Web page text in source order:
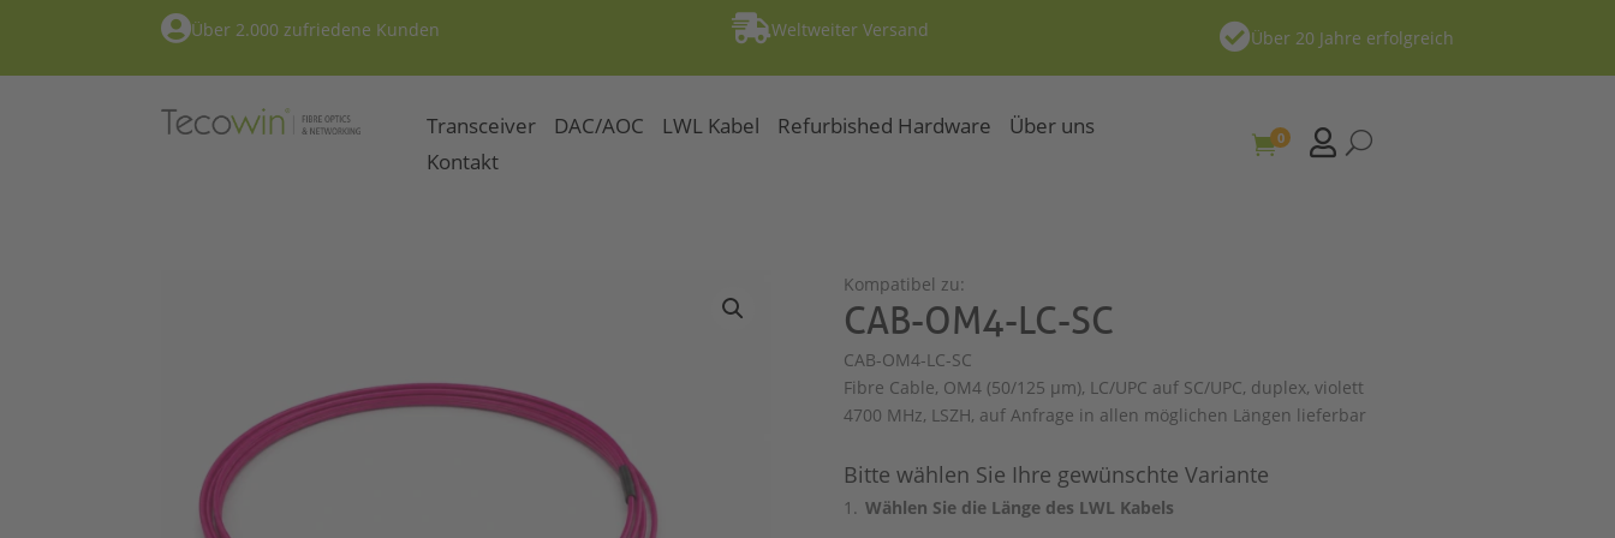
Über 2.000 zufriedene Kunden Weltweiter Versand Über 20 Jahre erfolgreich
Transceiver DAC/AOC LWL Kabel Refurbished Hardware
Über uns
Kontakt
0  U
Kompatibel zu:
CAB-OM4-LC-SC
CAB-OM4-LC-SC
Fibre Cable, OM4 (50/125 μm), LC/UPC auf SC/UPC, duplex, violett
4700 MHz, LSZH, auf Anfrage in allen möglichen Längen lieferbar
Bitte wählen Sie Ihre gewünschte Variante
Wählen Sie die Länge des LWL Kabels